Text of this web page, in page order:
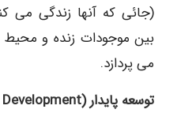
(جائی که آنها زندگی می
بین موجودات زنده و محیط
می پردازد.
توسعه پایدار (Sustainable Development)